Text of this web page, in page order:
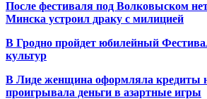
После фестиваля под Волковыском
Минска устроил драку с милицией
В Гродно пройдет юбилейный
культур
В Лиде женщина оформляла кредиты
проигрывала деньги в азартные игры